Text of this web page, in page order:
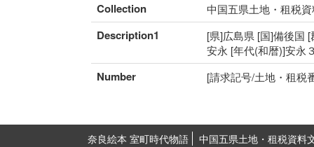
Collection 中国五県土地・租税
Description1
[県]広島県 [国]備後国
安永 [年代(和暦)]安永
Number [請求記号/土地・租税
奈良絵本 室町時代物語
中国五県土地・租税資料